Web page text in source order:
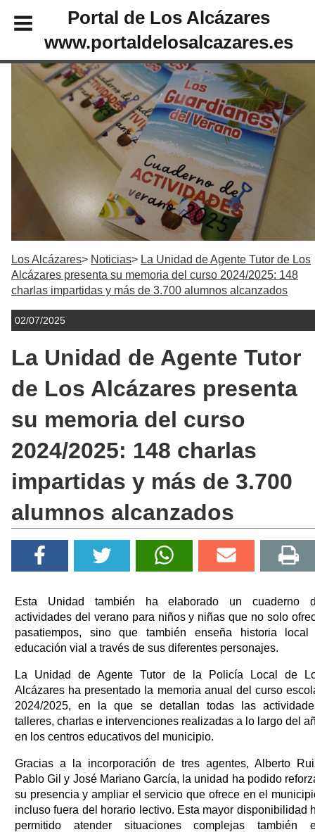
Portal de Los Alcázares
www.portaldelosalcazares.es
Los Alcázares Noticias
La Unidad de Agente Tutor de Los
Alcázares presenta su memoria del curso 2024/2025: 148
charlas impartidas y más de 3.700 alumnos alcanzados
02/07/2025
La Unidad de Agente Tutor
de Los Alcázares presenta
su memoria del curso
2024/2025: 148 charlas
impartidas y más de 3.700
alumnos alcanzados
Esta Unidad también ha elaborado un cuaderno
actividades del verano para niños y niñas que no solo
pasatiempos, sino que también enseña historia local
educación vial a través de sus diferentes personajes.
La Unidad de Agente Tutor de la Policía Local de
Alcázares ha presentado la memoria anual del curso
2024/2025, en la que se detallan todas las
talleres, charlas e intervenciones realizadas a lo largo del
en los centros educativos del municipio.
Gracias a la incorporación de tres agentes, Alberto
Pablo Gil y José Mariano García, la unidad ha podido
su presencia y ampliar el servicio que ofrece en el
incluso fuera del horario lectivo. Esta mayor disponibilidad
permitido atender situaciones complejas también